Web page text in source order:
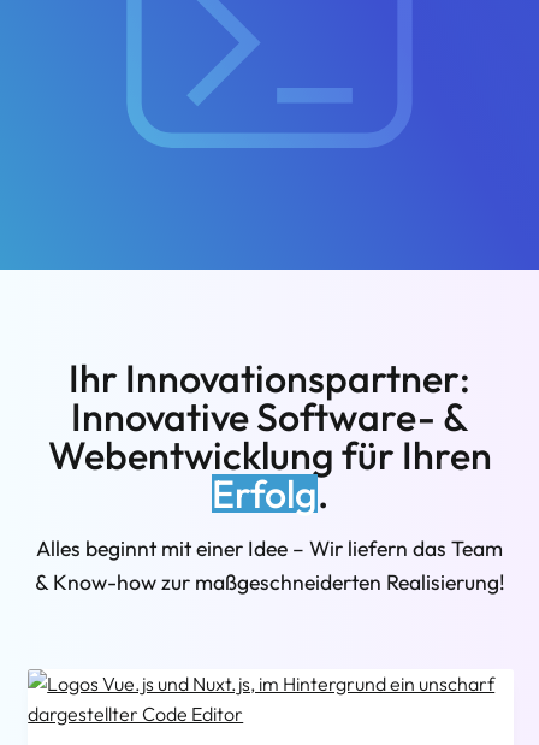
Ihr Innovationspartner:
Innovative Software- &
Webentwicklung für Ihren
Erfolg.
Alles beginnt mit einer Idee – Wir liefern das Team
& Know-how zur maßgeschneiderten Realisierung!